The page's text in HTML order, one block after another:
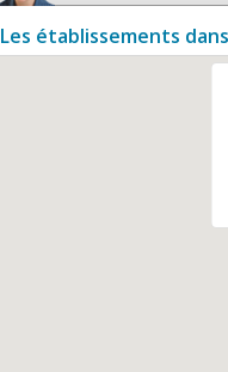
Les établissements